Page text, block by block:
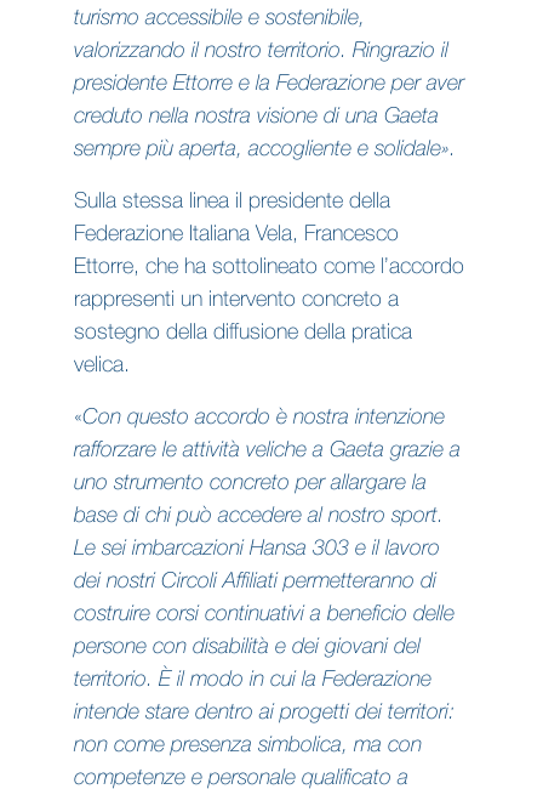
turismo accessibile e sostenibile,
valorizzando il nostro territorio. Ringrazio il
presidente Ettorre e la Federazione per aver
creduto nella nostra visione di una Gaeta
sempre più aperta, accogliente e solidale».
Sulla stessa linea il presidente della
Federazione Italiana Vela, Francesco
Ettorre, che ha sottolineato come l’accordo
rappresenti un intervento concreto a
sostegno della diffusione della pratica
velica.
«Con questo accordo è nostra intenzione
rafforzare le attività veliche a Gaeta grazie a
uno strumento concreto per allargare la
base di chi può accedere al nostro sport.
Le sei imbarcazioni Hansa 303 e il lavoro
dei nostri Circoli Affiliati permetteranno di
costruire corsi continuativi a beneficio delle
persone con disabilità e dei giovani del
territorio. È il modo in cui la Federazione
intende stare dentro ai progetti dei territori:
non come presenza simbolica, ma con
competenze e personale qualificato a